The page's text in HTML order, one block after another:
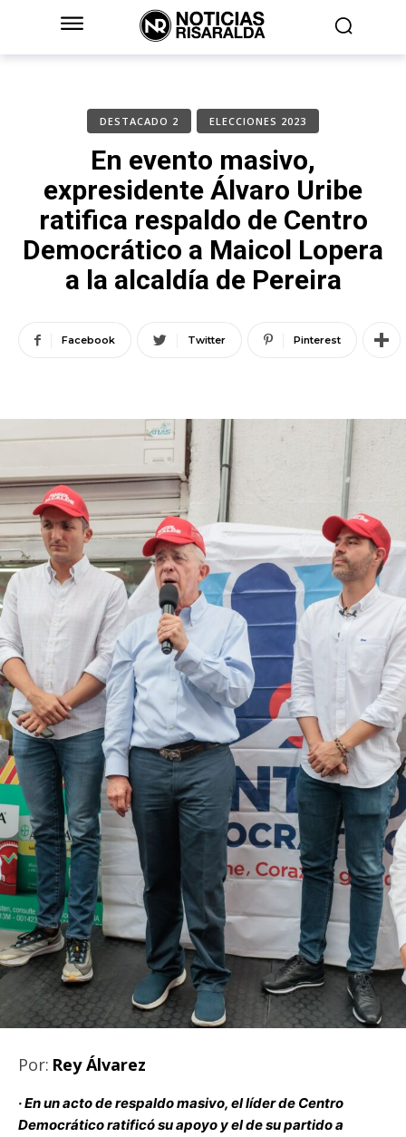
DESTACADO 2 ELECCIONES 2023
En evento masivo,
expresidente Álvaro Uribe
ratifica respaldo de Centro
Democrático a Maicol Lopera
a la alcaldía de Pereira
Facebook Twitter Pinterest
Por: Rey Álvarez
· En un acto de respaldo masivo, el líder de Centro
Democrático ratificó su apoyo y el de su partido a